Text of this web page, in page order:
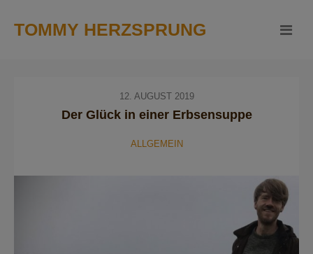
TOMMY HERZSPRUNG
12. AUGUST 2019
Der Glück in einer Erbsensuppe
ALLGEMEIN